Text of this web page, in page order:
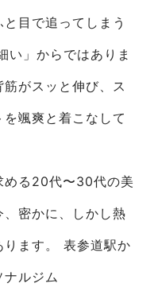
目で追ってしまう
い」からではありま
がスッと伸び、ス
颯爽と着こなして
める20代〜30代の美
密かに、しかし熱
ます。 表参道駅か
ナルジム